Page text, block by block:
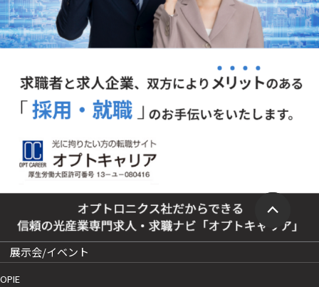
展示会/イベント
OPIE